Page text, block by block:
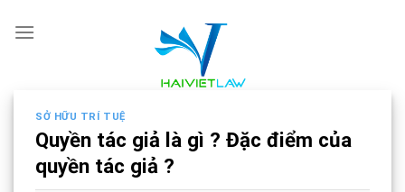
SỞ HỮU TRÍ TUỆ
Quyền tác giả là gì ? Đặc điểm của
quyền tác giả ?